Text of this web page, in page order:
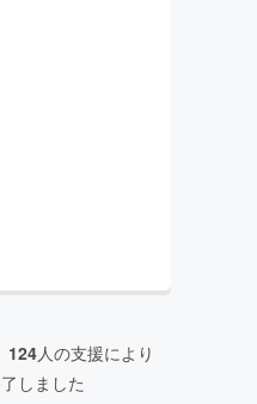
124人の支援により
しました